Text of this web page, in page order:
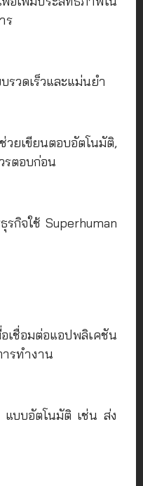
ร
รวดเร็วและแม่นยำ
เขียนตอบอัตโนมัติ,
รตอบก่อน
กิจใช้ Superhuman
เชื่อมต่อแอปพลิเคชัน
รทำงาน
บบอัตโนมัติ เช่น ส่ง